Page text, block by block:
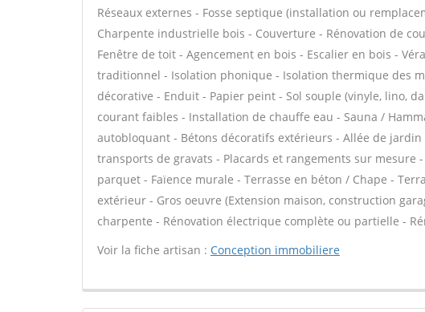
Réseaux externes - Fosse septique (installation ou
Charpente industrielle bois - Couverture - Rénovation de
Fenêtre de toit - Agencement en bois - Escalier en bois -
traditionnel - Isolation phonique - Isolation thermique des
décorative - Enduit - Papier peint - Sol souple (vinyle, lino,
courant faibles - Installation de chauffe eau - Sauna /
autobloquant - Bétons décoratifs extérieurs - Allée de
transports de gravats - Placards et rangements sur mesure
parquet - Faïence murale - Terrasse en béton / Chape -
extérieur - Gros oeuvre (Extension maison, construction
charpente - Rénovation électrique complète ou partielle -
Voir la fiche artisan : Conception immobiliere